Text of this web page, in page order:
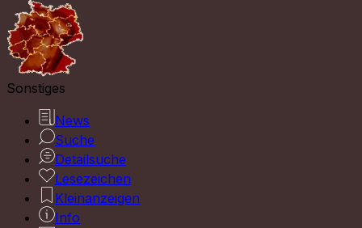
Sonstiges
News
Suche
Detailsuche
Lesezeichen
Kleinanzeigen
Info